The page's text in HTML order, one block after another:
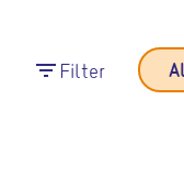
filter_list Filter